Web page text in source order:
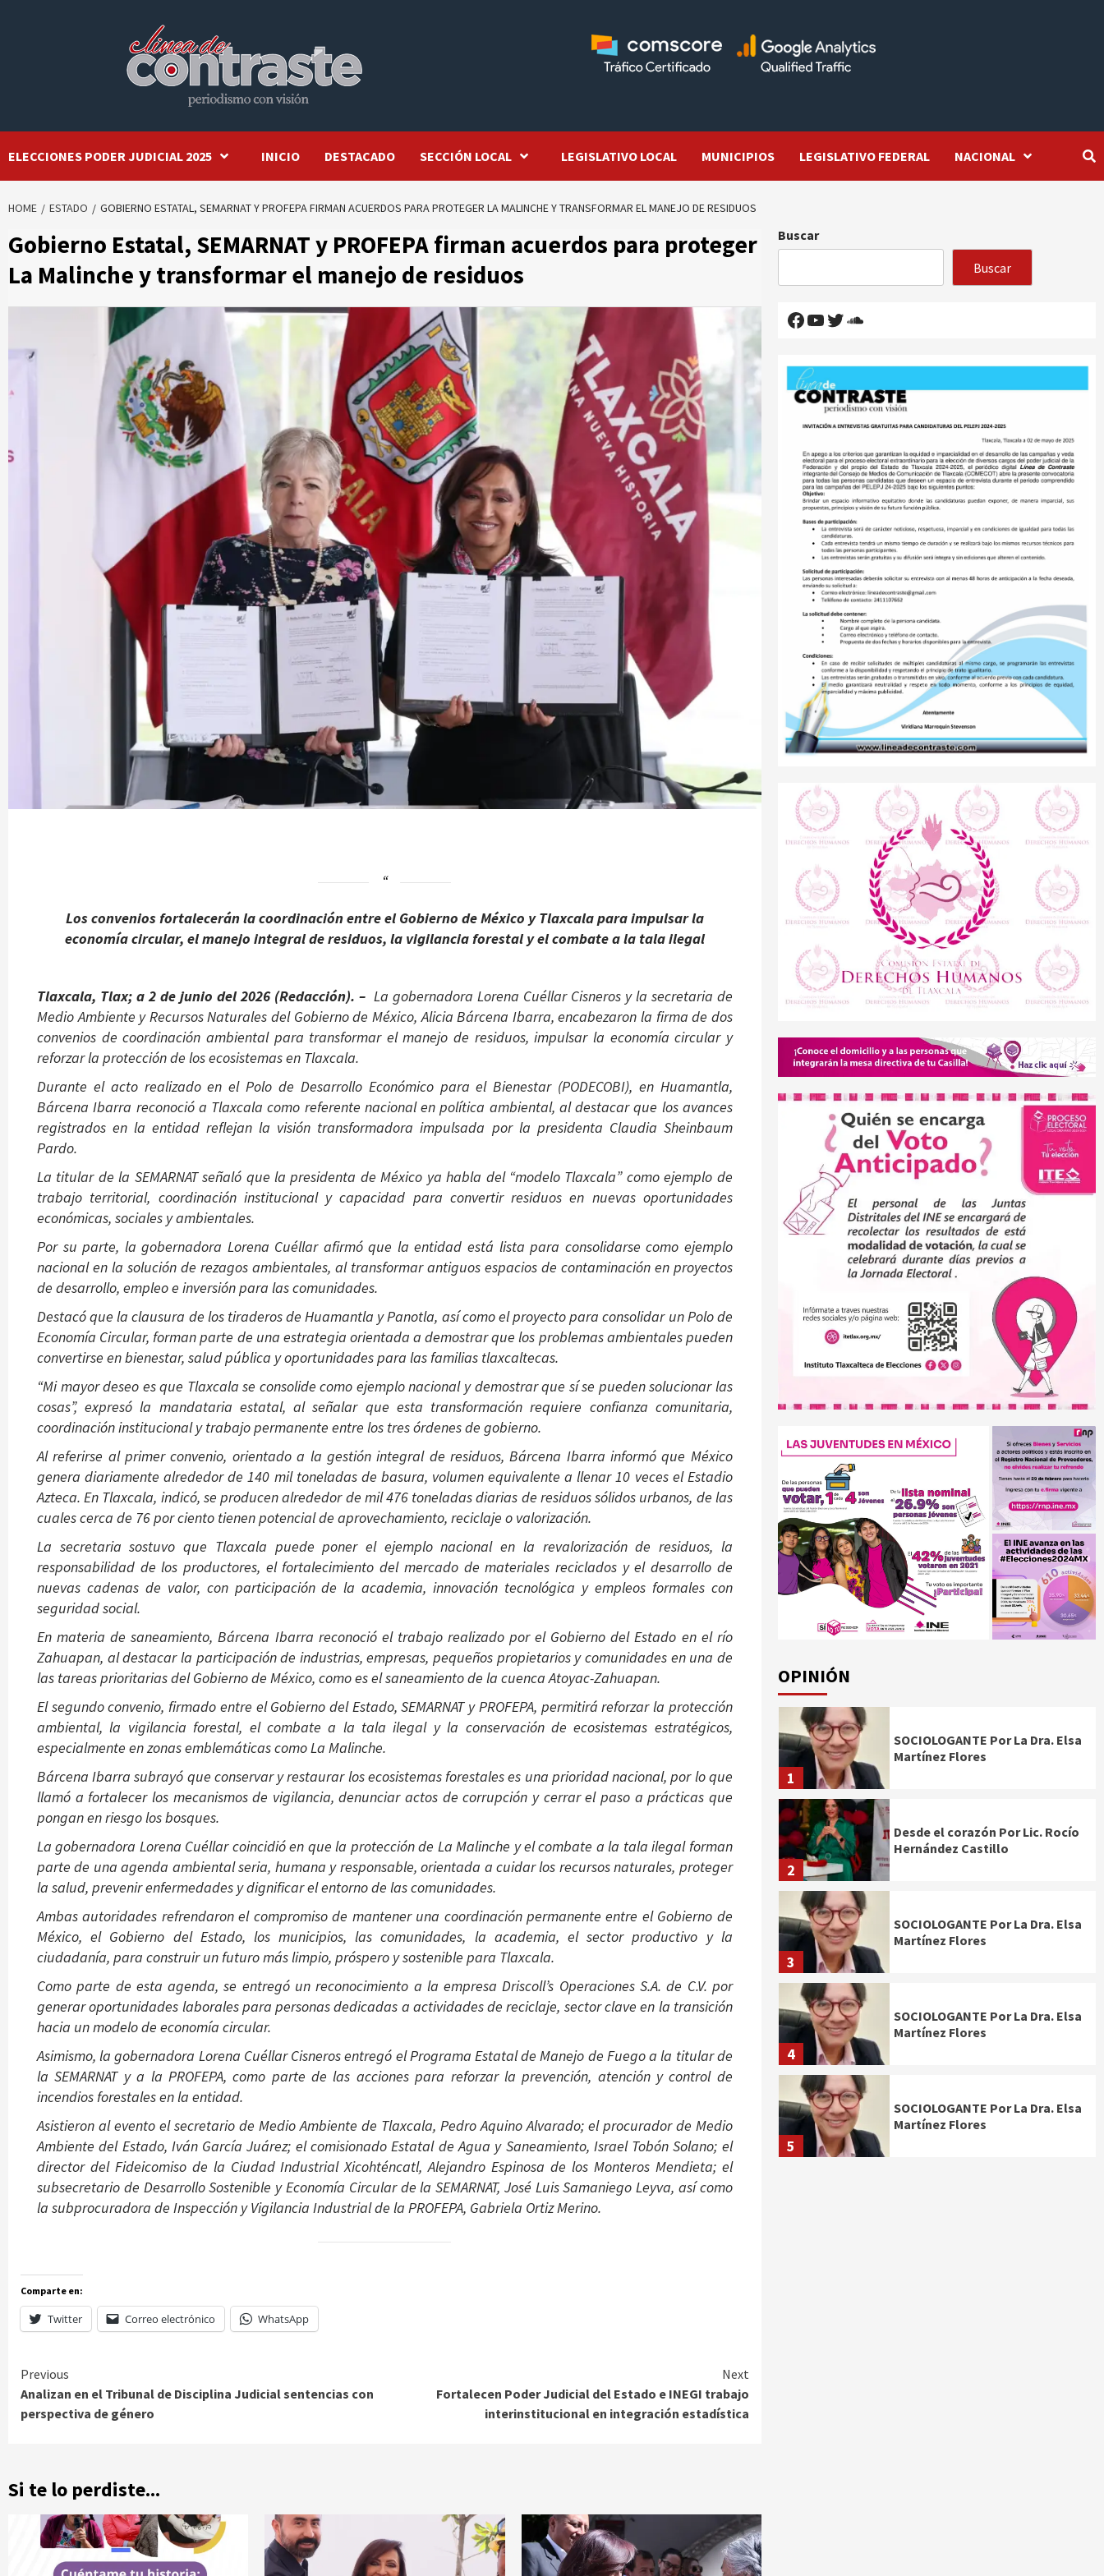
ELECCIONES PODER JUDICIAL 2025 INICIO DESTACADO SECCIÓN LOCAL LEGISLATIVO LOCAL MUNICIPIOS LEGISLATIVO FEDERAL NACIONAL
HOME ESTADO GOBIERNO ESTATAL, SEMARNAT Y PROFEPA FIRMAN ACUERDOS PARA PROTEGER LA MALINCHE Y TRANSFORMAR EL MANEJO DE RESIDUOS
Gobierno Estatal, SEMARNAT y PROFEPA firman acuerdos para proteger
La Malinche y transformar el manejo de residuos
Los convenios fortalecerán la coordinación entre el Gobierno de México y Tlaxcala para impulsar la
economía circular, el manejo integral de residuos, la vigilancia forestal y el combate a la tala ilegal
Tlaxcala, Tlax; a 2 de junio del 2026 (Redacción). – La gobernadora Lorena Cuéllar Cisneros y la secretaria de
Medio Ambiente y Recursos Naturales del Gobierno de México, Alicia Bárcena Ibarra, encabezaron la firma de dos
convenios de coordinación ambiental para transformar el manejo de residuos, impulsar la economía circular y
reforzar la protección de los ecosistemas en Tlaxcala.
Durante el acto realizado en el Polo de Desarrollo Económico para el Bienestar (PODECOBI), en Huamantla,
Bárcena Ibarra reconoció a Tlaxcala como referente nacional en política ambiental, al destacar que los avances
registrados en la entidad reflejan la visión transformadora impulsada por la presidenta Claudia Sheinbaum
Pardo.
La titular de la SEMARNAT señaló que la presidenta de México ya habla del “modelo Tlaxcala” como ejemplo de
trabajo territorial, coordinación institucional y capacidad para convertir residuos en nuevas oportunidades
económicas, sociales y ambientales.
Por su parte, la gobernadora Lorena Cuéllar afirmó que la entidad está lista para consolidarse como ejemplo
nacional en la solución de rezagos ambientales, al transformar antiguos espacios de contaminación en proyectos
de desarrollo, empleo e inversión para las comunidades.
Destacó que la clausura de los tiraderos de Huamantla y Panotla, así como el proyecto para consolidar un Polo de
Economía Circular, forman parte de una estrategia orientada a demostrar que los problemas ambientales pueden
convertirse en bienestar, salud pública y oportunidades para las familias tlaxcaltecas.
“Mi mayor deseo es que Tlaxcala se consolide como ejemplo nacional y demostrar que sí se pueden solucionar las
cosas”, expresó la mandataria estatal, al señalar que esta transformación requiere confianza comunitaria,
coordinación institucional y trabajo permanente entre los tres órdenes de gobierno.
Al referirse al primer convenio, orientado a la gestión integral de residuos, Bárcena Ibarra informó que México
genera diariamente alrededor de 140 mil toneladas de basura, volumen equivalente a llenar 10 veces el Estadio
Azteca. En Tlaxcala, indicó, se producen alrededor de mil 476 toneladas diarias de residuos sólidos urbanos, de las
cuales cerca de 76 por ciento tienen potencial de aprovechamiento, reciclaje o valorización.
La secretaria sostuvo que Tlaxcala puede poner el ejemplo nacional en la revalorización de residuos, la
responsabilidad de los productores, el fortalecimiento del mercado de materiales reciclados y el desarrollo de
nuevas cadenas de valor, con participación de la academia, innovación tecnológica y empleos formales con
seguridad social.
En materia de saneamiento, Bárcena Ibarra reconoció el trabajo realizado por el Gobierno del Estado en el río
Zahuapan, al destacar la participación de industrias, empresas, pequeños propietarios y comunidades en una de
las tareas prioritarias del Gobierno de México, como es el saneamiento de la cuenca Atoyac-Zahuapan.
El segundo convenio, firmado entre el Gobierno del Estado, SEMARNAT y PROFEPA, permitirá reforzar la protección
ambiental, la vigilancia forestal, el combate a la tala ilegal y la conservación de ecosistemas estratégicos,
especialmente en zonas emblemáticas como La Malinche.
Bárcena Ibarra subrayó que conservar y restaurar los ecosistemas forestales es una prioridad nacional, por lo que
llamó a fortalecer los mecanismos de vigilancia, denunciar actos de corrupción y cerrar el paso a prácticas que
pongan en riesgo los bosques.
La gobernadora Lorena Cuéllar coincidió en que la protección de La Malinche y el combate a la tala ilegal forman
parte de una agenda ambiental seria, humana y responsable, orientada a cuidar los recursos naturales, proteger
la salud, prevenir enfermedades y dignificar el entorno de las comunidades.
Ambas autoridades refrendaron el compromiso de mantener una coordinación permanente entre el Gobierno de
México, el Gobierno del Estado, los municipios, las comunidades, la academia, el sector productivo y la
ciudadanía, para construir un futuro más limpio, próspero y sostenible para Tlaxcala.
Como parte de esta agenda, se entregó un reconocimiento a la empresa Driscoll’s Operaciones S.A. de C.V. por
generar oportunidades laborales para personas dedicadas a actividades de reciclaje, sector clave en la transición
hacia un modelo de economía circular.
Asimismo, la gobernadora Lorena Cuéllar Cisneros entregó el Programa Estatal de Manejo de Fuego a la titular de
la SEMARNAT y a la PROFEPA, como parte de las acciones para reforzar la prevención, atención y control de
incendios forestales en la entidad.
Asistieron al evento el secretario de Medio Ambiente de Tlaxcala, Pedro Aquino Alvarado; el procurador de Medio
Ambiente del Estado, Iván García Juárez; el comisionado Estatal de Agua y Saneamiento, Israel Tobón Solano; el
director del Fideicomiso de la Ciudad Industrial Xicohténcatl, Alejandro Espinosa de los Monteros Mendieta; el
subsecretario de Desarrollo Sostenible y Economía Circular de la SEMARNAT, José Luis Samaniego Leyva, así como
la subprocuradora de Inspección y Vigilancia Industrial de la PROFEPA, Gabriela Ortiz Merino.
Comparte en:
Twitter Correo electrónico WhatsApp
Continue
Reading
Previous
Analizan en el Tribunal de Disciplina Judicial sentencias con
perspectiva de género
Next
Fortalecen Poder Judicial del Estado e INEGI trabajo
interinstitucional en integración estadística
Si te lo perdiste...
Buscar
Buscar
Facebook
YouTube
Twitter
SoundCloud
OPINIÓN
1
SOCIOLOGANTE Por La Dra. Elsa
Martínez Flores
2
Desde el corazón Por Lic. Rocío
Hernández Castillo
3
SOCIOLOGANTE Por La Dra. Elsa
Martínez Flores
4
SOCIOLOGANTE Por La Dra. Elsa
Martínez Flores
5
SOCIOLOGANTE Por La Dra. Elsa
Martínez Flores